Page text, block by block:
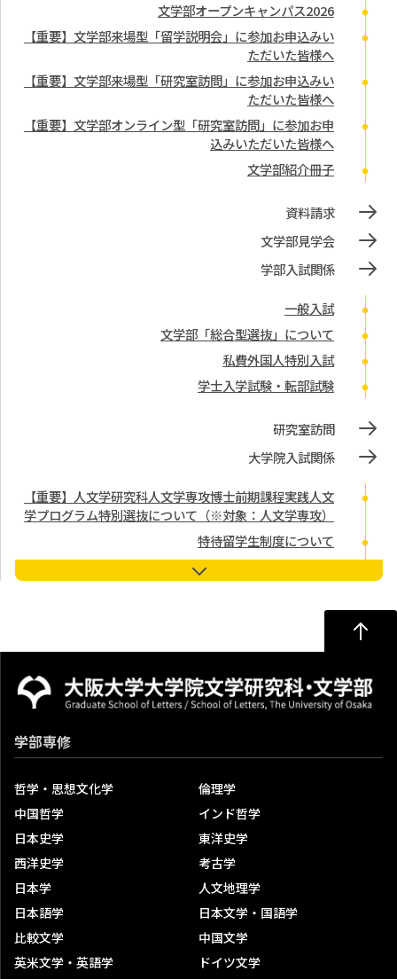
文学部オープンキャンパス2026
【重要】文学部来場型「留学説明会」に参加お申込みい
ただいた皆様へ
【重要】文学部来場型「研究室訪問」に参加お申込みい
ただいた皆様へ
【重要】文学部オンライン型「研究室訪問」に参加お申
込みいただいた皆様へ
文学部紹介冊子
資料請求
文学部見学会
学部入試関係
一般入試
文学部「総合型選抜」について
私費外国人特別入試
学士入学試験・転部試験
研究室訪問
大学院入試関係
【重要】人文学研究科人文学専攻博士前期課程実践人文
学プログラム特別選抜について（※対象：人文学専攻）
特待留学生制度について
入学試験の種類（人文学研究科人文学専攻・日本学専攻
基盤日本学コース・芸術学専攻）
入学試験の過去問題
修了生の声
大阪大学入学者選抜における検定料免除について
大学院入試説明会等
科目等履修生試験概要
開講予定科目一覧
私費外国人留学生(研究生)合格者の発表について
研究生試験概要(留学生対象)
学部専修
哲学・思想文化学
倫理学
中国哲学
インド哲学
日本史学
東洋史学
西洋史学
考古学
日本学
人文地理学
日本語学
日本文学・国語学
比較文学
中国文学
英米文学・英語学
ドイツ文学